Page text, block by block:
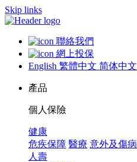
Skip links
聯絡我們
網上投保
English 繁體中文 简体中文
產品
個人保險
健康
危疾保障 醫療 意外及傷病
人壽